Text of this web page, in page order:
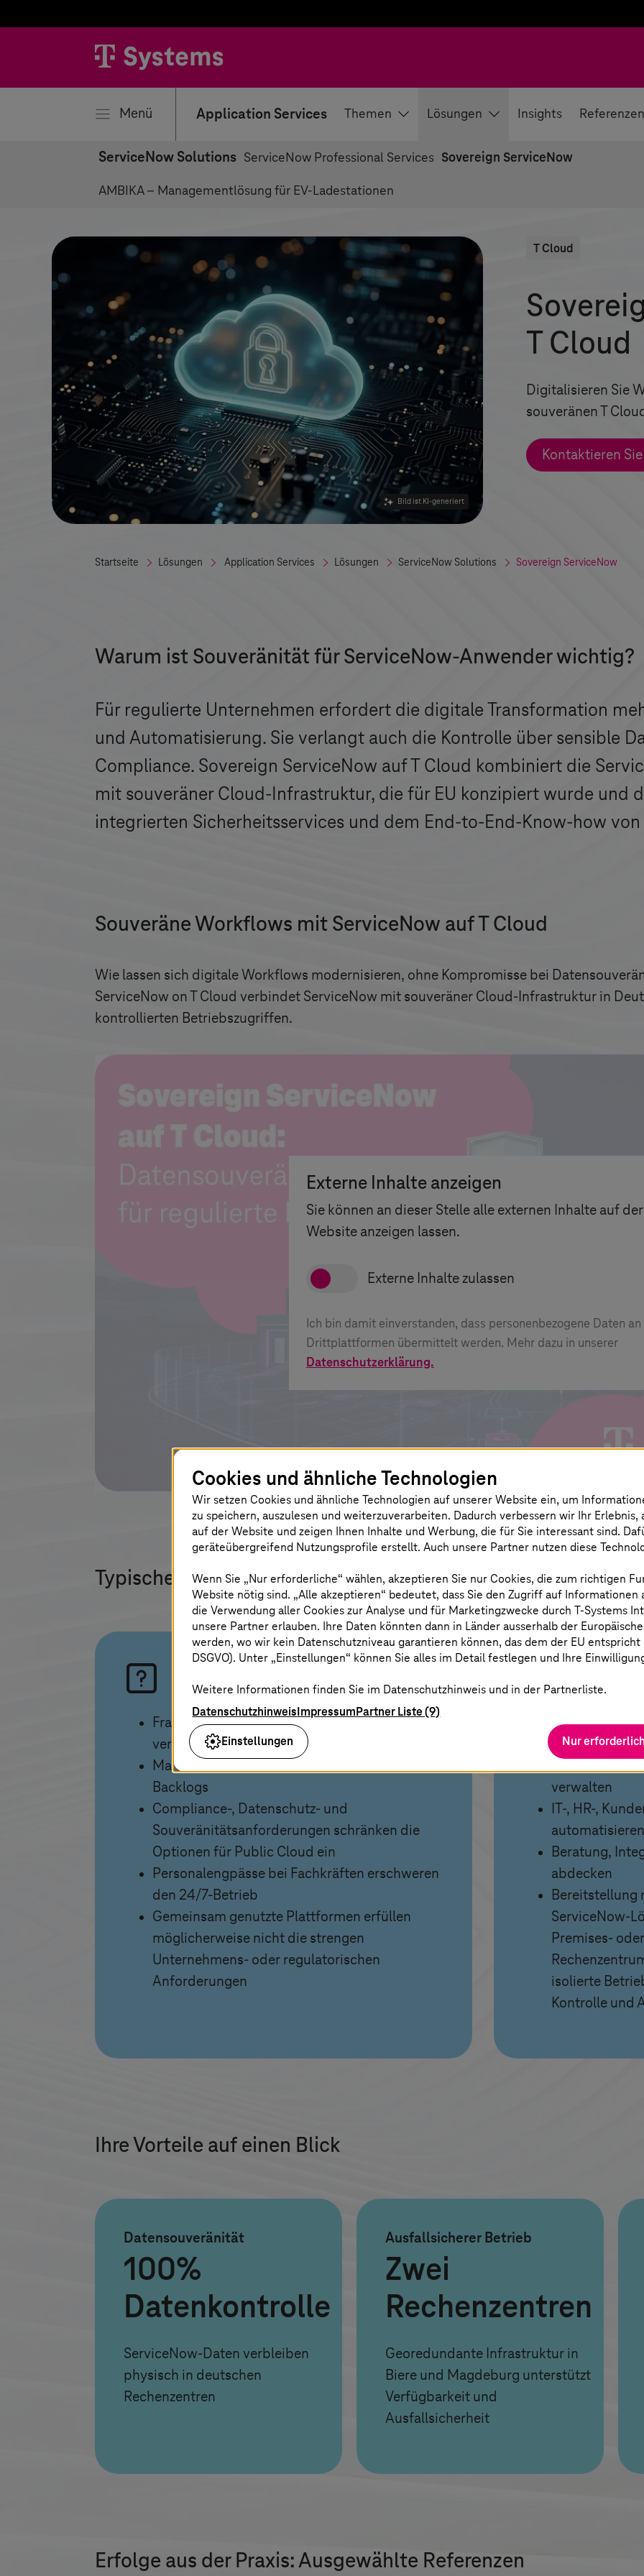
Menü Application Services Themen Lösungen Insights Referenzen
ServiceNow Solutions ServiceNow Professional Services Sovereign ServiceNow
AMBIKA – Managementlösung für EV-Ladestationen
Bild ist KI-generiert
T Cloud
T Cloud
Digitalisieren Sie
souveränenT
Kontaktieren
Startseite Lösungen Application Services Lösungen ServiceNow Solutions Sovereign ServiceNow
Warum ist Souveränität für ServiceNow-Anwender wichtig?
Für regulierte Unternehmen erfordert die digitale Transformation
und Automatisierung. Sie verlangt auch die Kontrolle über sensible
Compliance. Sovereign ServiceNow auf T Cloud kombiniert die
mit souveräner Cloud-Infrastruktur, die für EU konzipiert wurde und
integrierten Sicherheitsservices und dem End-to-End-Know-how von
Souveräne Workflows mit ServiceNow aufT Cloud
Externe Inhalte anzeigen
Sie können an dieser Stelle alle externen Inhalte auf der
Website anzeigen lassen.
Ich bin damit einverstanden, dass personenbezogene Daten an
Drittplattformen übermittelt werden. Mehr dazu in unserer
Datenschutzerklärung.
Wie lassen sich digitale Workflows modernisieren, ohne Kompromisse bei
ServiceNow onT Cloud verbindet ServiceNow mit souveräner Cloud-Infrastruktur in
kontrollierten Betriebszugriffen.
Typische Szenarien – und wie Sie sie meistern
Fragmentierte IT-Landschaften und Datensilos
verlangsamen Services
Manuelle Prozesse erhöhen Kosten und
Backlogs
Compliance-, Datenschutz- und
Souveränitätsanforderungen schränken die
Optionen für Public Cloud ein
Personalengpässe bei Fachkräften erschweren
den 24/7-Betrieb
Gemeinsam genutzte Plattformen erfüllen
möglicherweise nicht die strengen
Unternehmens- oder regulatorischen
Anforderungen
ServiceNow
Infrastruktur
verwalten
IT-, HR-,
automatisieren
Beratung,
abdecken
Bereitstellung
ServiceNow-
Premises-
isolierte
Kontrolle und
Ihre Vorteile auf einen Blick
Datensouveränität
100%
Datenkontrolle
ServiceNow-Daten verbleiben
physisch in deutschen
Rechenzentren
Ausfallsicherer Betrieb
Zwei
Rechenzentren
Georedundante Infrastruktur in
Biere und Magdeburg unterstützt
Verfügbarkeit und
Ausfallsicherheit
Erfolge aus der Praxis: Ausgewählte Referenzen
Cookies und ähnliche Technologien
Wir setzen Cookies und ähnliche Technologien auf unserer Website ein, um
zu speichern, auszulesen und weiterzuverarbeiten. Dadurch verbessern wir Ihr Erlebnis,
auf der Website und zeigen Ihnen Inhalte und Werbung, die für Sie interessant sind.
geräteübergreifend Nutzungsprofile erstellt. Auch unsere Partner nutzen diese
Wenn Sie „Nur erforderliche“ wählen, akzeptieren Sie nur Cookies, die zum richtigen
Website nötig sind. „Alle akzeptieren“ bedeutet, dass Sie den Zugriff auf Informationen
die Verwendung aller Cookies zur Analyse und für Marketingzwecke durchT-Systems
unsere Partner erlauben. Ihre Daten könnten dann in Länder ausserhalb der
werden, wo wir kein Datenschutzniveau garantieren können, das dem der EU entspricht
DSGVO). Unter „Einstellungen“ können Sie alles im Detail festlegen und Ihre
Weitere Informationen finden Sie im Datenschutzhinweis und in der Partnerliste.
DatenschutzhinweisImpressumPartner Liste (9)
Einstellungen
Nur